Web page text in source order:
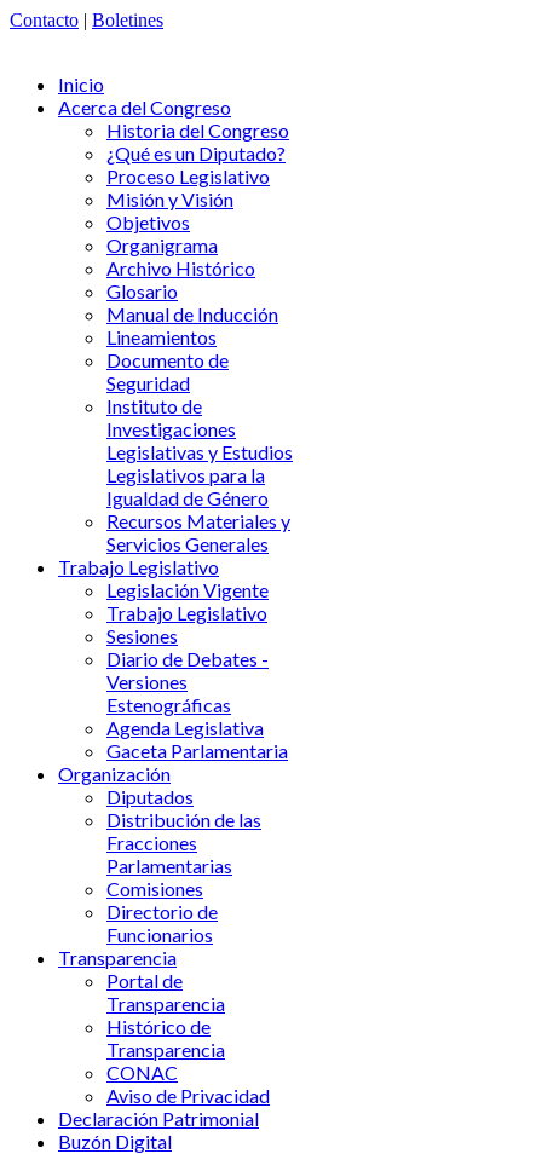
Contacto | Boletines
Inicio
Acerca del Congreso
Historia del Congreso
¿Qué es un Diputado?
Proceso Legislativo
Misión y Visión
Objetivos
Organigrama
Archivo Histórico
Glosario
Manual de Inducción
Lineamientos
Documento de
Seguridad
Instituto de
Investigaciones
Legislativas y Estudios
Legislativos para la
Igualdad de Género
Recursos Materiales y
Servicios Generales
Trabajo Legislativo
Legislación Vigente
Trabajo Legislativo
Sesiones
Diario de Debates -
Versiones
Estenográficas
Agenda Legislativa
Gaceta Parlamentaria
Organización
Diputados
Distribución de las
Fracciones
Parlamentarias
Comisiones
Directorio de
Funcionarios
Transparencia
Portal de
Transparencia
Histórico de
Transparencia
CONAC
Aviso de Privacidad
Declaración Patrimonial
Buzón Digital